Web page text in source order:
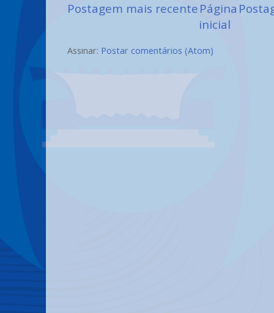
Postagem mais recentePágina
inicial
Assinar: Postar comentários (Atom)